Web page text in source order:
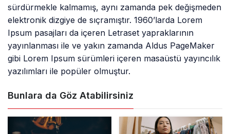
sürdürmekle kalmamış, aynı zamanda pek değişmeden
elektronik dizgiye de sıçramıştır. 1960’larda Lorem
Ipsum pasajları da içeren Letraset yapraklarının
yayınlanması ile ve yakın zamanda Aldus PageMaker
gibi Lorem Ipsum sürümleri içeren masaüstü yayıncılık
yazılımları ile popüler olmuştur.
Bunlara da Göz Atabilirsiniz